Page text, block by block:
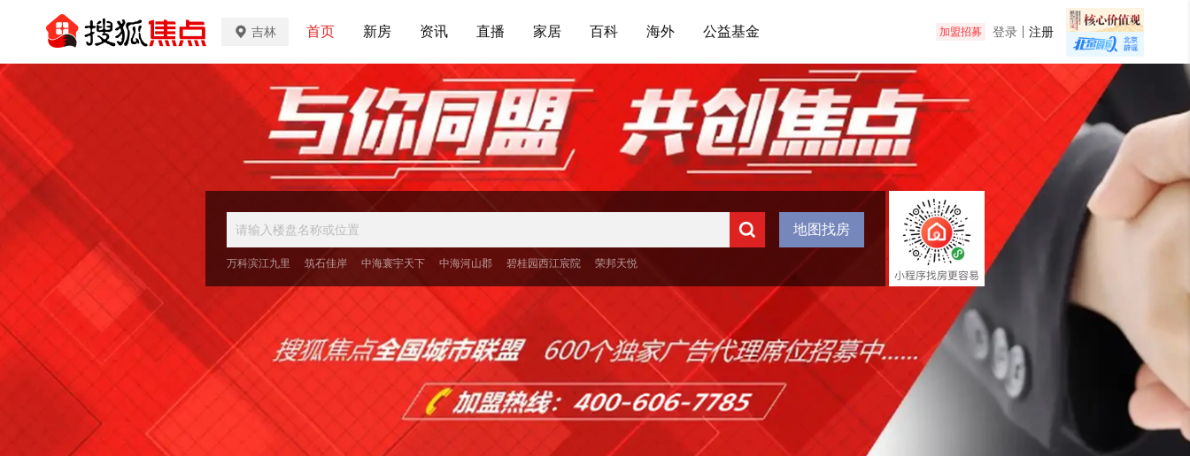
吉林 首页 新房 资讯 直播 家居 百科 海外 公益基金 加盟招募 登录 注册
地图找房
万科滨江九里 筑石佳岸 中海寰宇天下 中海河山郡 碧桂园西江宸院 荣邦天悦